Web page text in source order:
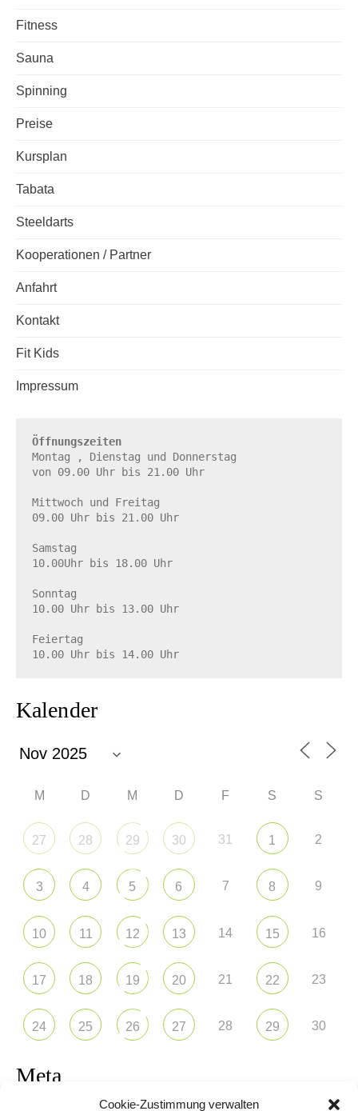
Cookie-Zustimmung verwalten
Fitness
Sauna
Spinning
Preise
Kursplan
Tabata
Steeldarts
Kooperationen / Partner
Anfahrt
Kontakt
Fit Kids
Impressum
Öffnungszeiten
Montag , Dienstag und Donnerstag
von 09.00 Uhr bis 21.00 Uhr
Mittwoch und Freitag
09.00 Uhr bis 21.00 Uhr
Samstag
10.00Uhr bis 18.00 Uhr
Sonntag
10.00 Uhr bis 13.00 Uhr
Feiertag
10.00 Uhr bis 14.00 Uhr
Kalender
M D M D F S S
27 28 29 30 31 1 2
3 4 5 6 7 8 9
10 11 12 13 14 15 16
17 18 19 20 21 22 23
24 25 26 27 28 29 30
Meta